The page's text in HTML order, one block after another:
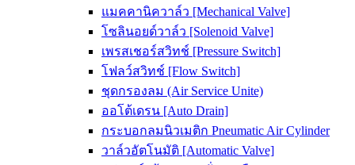
แมคคานิควาล์ว [Mechanical Valve]
โซลินอยด์วาล์ว [Solenoid Valve]
เพรสเชอร์สวิทช์ [Pressure Switch]
โฟลว์สวิทช์ [Flow Switch]
ชุดกรองลม (Air Service Unite)
ออโต้เดรน [Auto Drain]
กระบอกลมนิวเมติก Pneumatic Air Cylinder
วาล์วอัตโนมัติ [Automatic Valve]